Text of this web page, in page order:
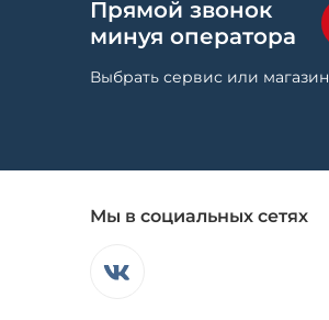
Прямой звонок
минуя оператора
Выбрать сервис или магазин
Мы в социальных сетях